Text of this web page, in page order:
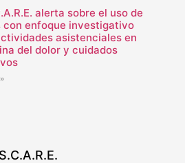
alerta sobre el uso de
enfoque investigativo
asistenciales en
del dolor y cuidados